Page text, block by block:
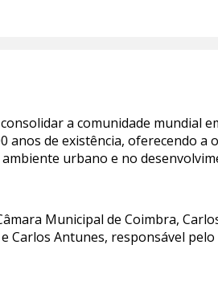
a comunidade mundial
anos de existência, oferecendo
urbano e no
Municipal de Coimbra,
Antunes, responsável pelo